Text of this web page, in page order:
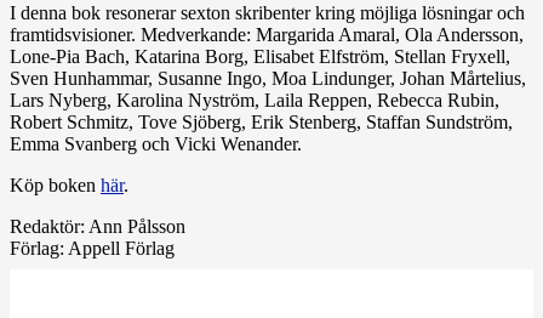
I denna bok resonerar sexton skribenter kring möjliga lösningar och
framtidsvisioner. Medverkande: Margarida Amaral, Ola Andersson,
Lone-Pia Bach, Katarina Borg, Elisabet Elfström, Stellan Fryxell,
Sven Hunhammar, Susanne Ingo, Moa Lindunger, Johan Mårtelius,
Lars Nyberg, Karolina Nyström, Laila Reppen, Rebecca Rubin,
Robert Schmitz, Tove Sjöberg, Erik Stenberg, Staffan Sundström,
Emma Svanberg och Vicki Wenander.
Köp boken här.
Redaktör: Ann Pålsson
Förlag: Appell Förlag